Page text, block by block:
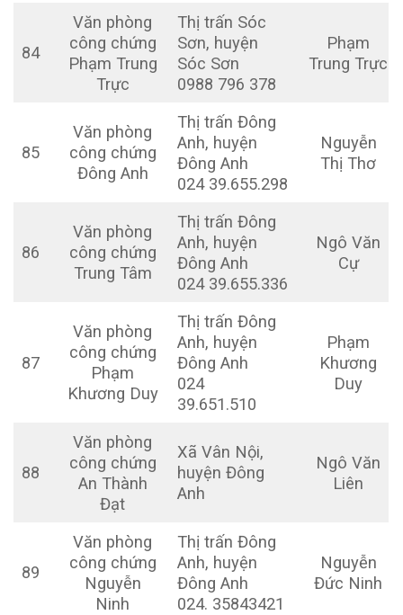
84
Văn phòng
công chứng
Phạm Trung
Trực
Thị trấn Sóc
Sơn, huyện
Sóc Sơn
0988 796 378
Phạm
Trung Trực
85
Văn phòng
công chứng
Đông Anh
Thị trấn Đông
Anh, huyện
Đông Anh
024 39.655.298
Nguyễn
Thị Thơ
86
Văn phòng
công chứng
Trung Tâm
Thị trấn Đông
Anh, huyện
Đông Anh
024 39.655.336
Ngô Văn
Cự
87
Văn phòng
công chứng
Phạm
Khương Duy
Thị trấn Đông
Anh, huyện
Đông Anh
024
39.651.510
Phạm
Khương
Duy
88
Văn phòng
công chứng
An Thành
Đạt
Xã Vân Nội,
huyện Đông
Anh
Ngô Văn
Liên
89
Văn phòng
công chứng
Nguyễn
Ninh
Thị trấn Đông
Anh, huyện
Đông Anh
024. 35843421
Nguyễn
Đức Ninh